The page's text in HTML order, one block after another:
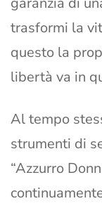
trasformi la
questo la
libertà va in
Al tempo
strumenti di
“Azzurro